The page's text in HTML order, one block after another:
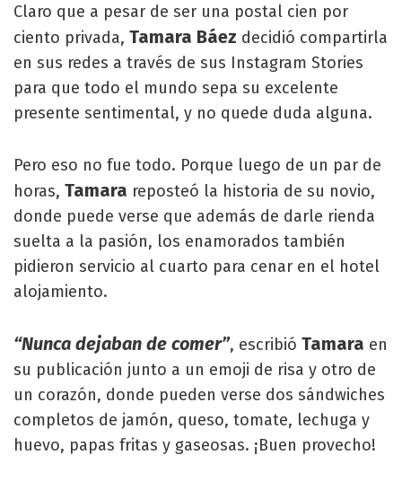
Claro que a pesar de ser una postal cien por
ciento privada, Tamara Báez decidió compartirla
en sus redes a través de sus Instagram Stories
para que todo el mundo sepa su excelente
presente sentimental, y no quede duda alguna.
Pero eso no fue todo. Porque luego de un par de
horas, Tamara reposteó la historia de su novio,
donde puede verse que además de darle rienda
suelta a la pasión, los enamorados también
pidieron servicio al cuarto para cenar en el hotel
alojamiento.
“Nunca dejaban de comer”, escribió Tamara en
su publicación junto a un emoji de risa y otro de
un corazón, donde pueden verse dos sándwiches
completos de jamón, queso, tomate, lechuga y
huevo, papas fritas y gaseosas. ¡Buen provecho!